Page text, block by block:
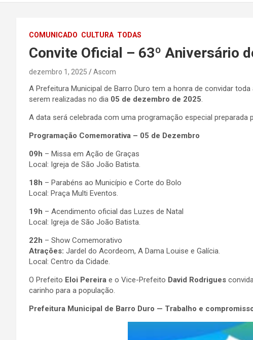
COMUNICADO CULTURA TODAS
Convite Oficial – 63º Aniversário
dezembro 1, 2025 Ascom
A Prefeitura Municipal de Barro Duro tem a honra de convidar
serem realizadas no dia 05 de dezembro de 2025.
A data será celebrada com uma programação especial preparada
Programação Comemorativa – 05 de Dezembro
09h – Missa em Ação de Graças
Local: Igreja de São João Batista.
18h – Parabéns ao Município e Corte do Bolo
Local: Praça Multi Eventos.
19h – Acendimento oficial das Luzes de Natal
Local: Igreja de São João Batista.
22h – Show Comemorativo
Atrações: Jardel do Acordeom, A Dama Louise e Galícia.
Local: Centro da Cidade.
O Prefeito Eloi Pereira e o Vice-Prefeito David Rodrigues
carinho para a população.
Prefeitura Municipal de Barro Duro — Trabalho e